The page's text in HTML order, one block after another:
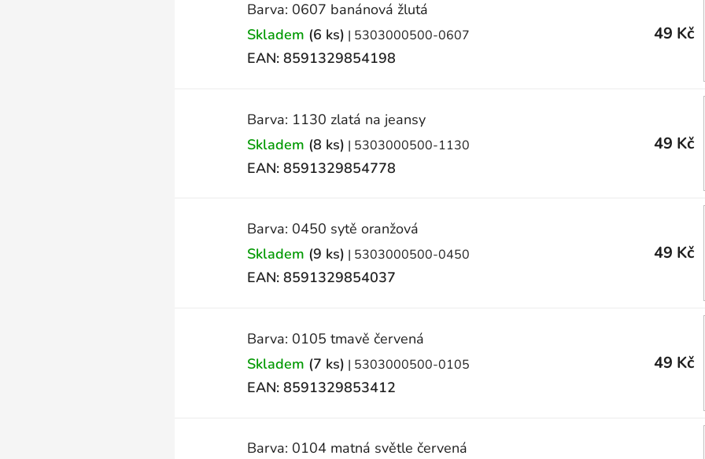
Barva: 0607 banánová žlutá
Skladem (6 ks) | 5303000500-0607
EAN: 8591329854198
49 Kč
Barva: 1130 zlatá na jeansy
Skladem (8 ks) | 5303000500-1130
EAN: 8591329854778
49 Kč
Barva: 0450 sytě oranžová
Skladem (9 ks) | 5303000500-0450
EAN: 8591329854037
49 Kč
Barva: 0105 tmavě červená
Skladem (7 ks) | 5303000500-0105
EAN: 8591329853412
49 Kč
Barva: 0104 matná světle červená